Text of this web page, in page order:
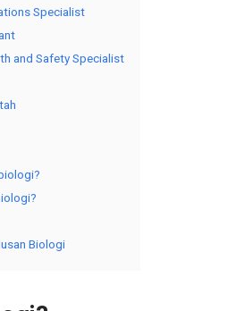
Specialist
and Safety Specialist
Biologi